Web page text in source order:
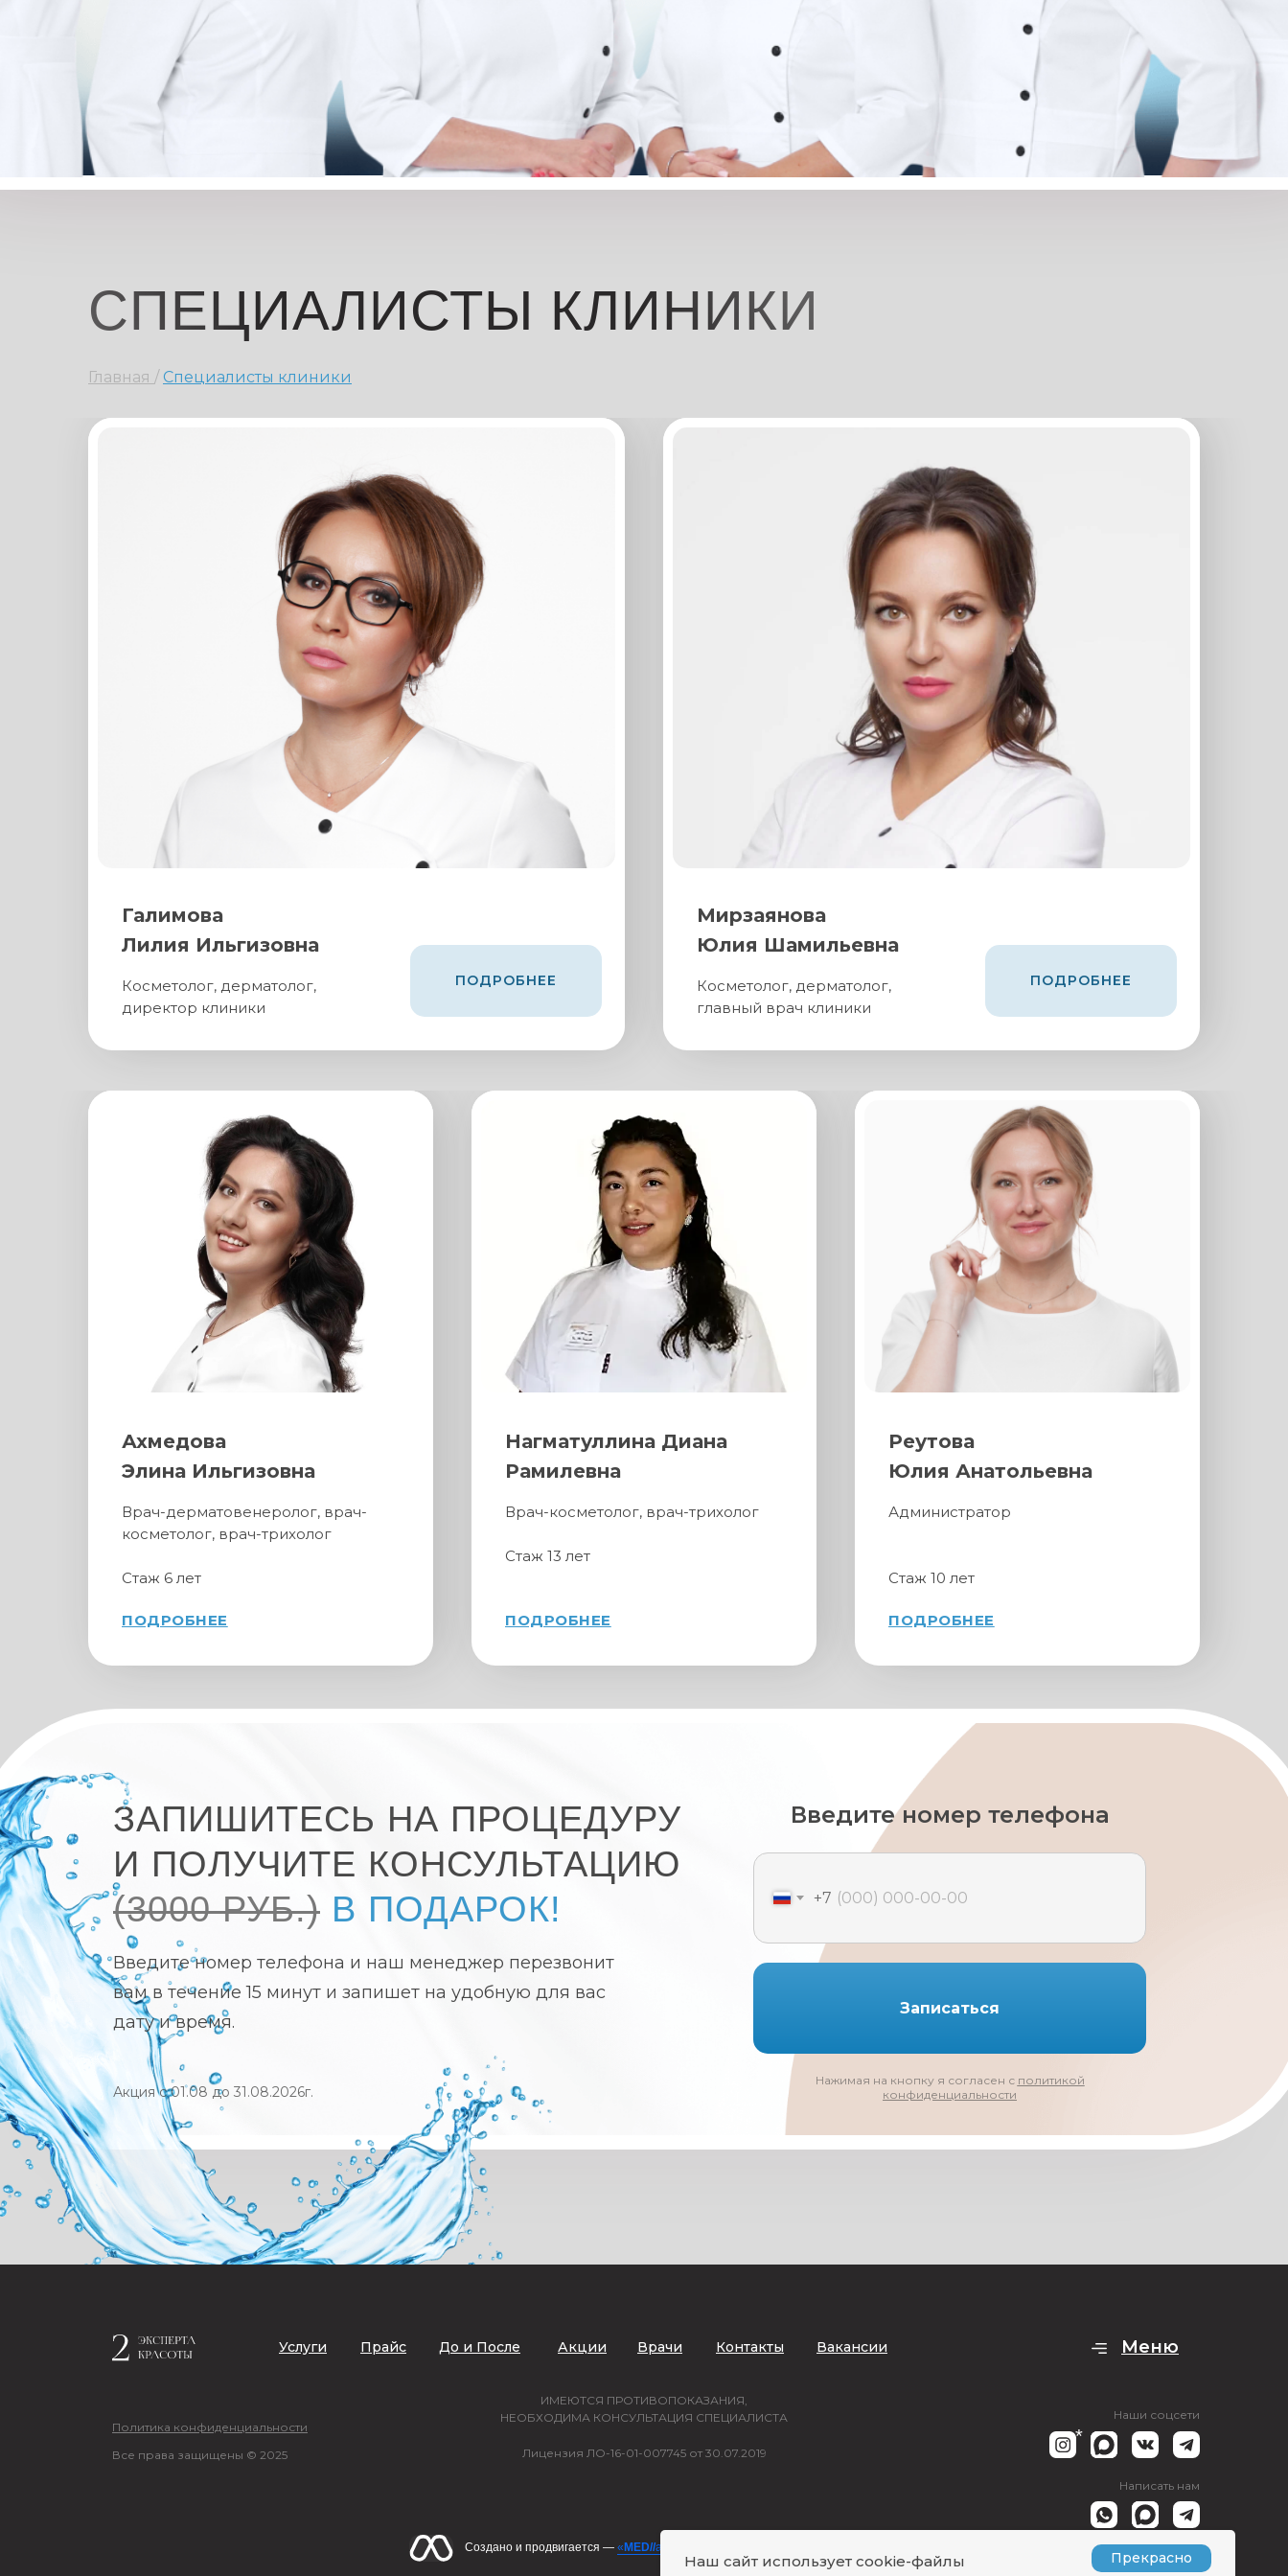
Главная / Специалисты клиники
СПЕЦИАЛИСТЫ КЛИНИКИ
Галимова
Лилия Ильгизовна
ПОДРОБНЕЕ
Косметолог, дерматолог,
директор клиники
Мирзаянова
Юлия Шамильевна
ПОДРОБНЕЕ
Косметолог, дерматолог,
главный врач клиники
ПОДРОБНЕЕ
Врач-дерматовенеролог, врач-
косметолог, врач-трихолог
Стаж 6 лет
Ахмедова
Элина Ильгизовна
ПОДРОБНЕЕ
Врач-косметолог, врач-трихолог
Стаж 13 лет
Нагматуллина Диана
Рамилевна
ПОДРОБНЕЕ
Администратор
Стаж 10 лет
Реутова
Юлия Анатольевна
ЗАПИШИТЕСЬ НА ПРОЦЕДУРУ
И ПОЛУЧИТЕ КОНСУЛЬТАЦИЮ
(3000 РУБ.) В ПОДАРОК! +7
Записаться
Нажимая на кнопку я согласен с политикой
конфиденциальности
Введите номер телефона
Введите номер телефона и наш менеджер перезвонит
вам в течение 15 минут и запишет на удобную для вас
дату и время.
Акция с 01.08 до 31.08.2026г.
Политика конфиденциальности
Все права защищены © 2025
ИМЕЮТСЯ ПРОТИВОПОКАЗАНИЯ,
НЕОБХОДИМА КОНСУЛЬТАЦИЯ СПЕЦИАЛИСТА
Лицензия ЛО-16-01-007745 от 30.07.2019
*Instagram принадлежит Meta, признанной
Наши соцсети
Услуги Прайс До и После Акции Врачи Меню
Контакты Вакансии
Создано и продвигается — « MED//agent»
Написать нам
*
Наш сайт использует cookie-файлы Прекрасно